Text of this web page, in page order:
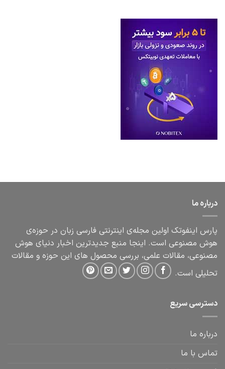
درباره ما
پارس اینفوتک اولین مجله‌ی اینترنتی فارسی زبان در حوزه‌ی
هوش مصنوعی است. اینجا منبع جدیدترین اخبار دنیای هوش
مصنوعی، مقالات علمی، بررسی محصول های این حوزه و مقالات
تحلیلی است.
دسترسی سریع
درباره ما
تماس با ما